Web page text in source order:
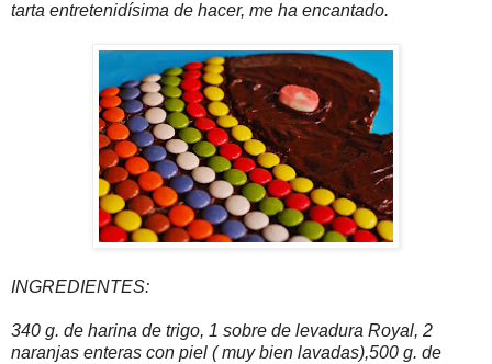
tarta entretenidísima de hacer, me ha encantado.
INGREDIENTES:
340 g. de harina de trigo, 1 sobre de levadura Royal, 2
naranjas enteras con piel ( muy bien lavadas),500 g. de